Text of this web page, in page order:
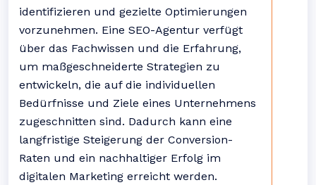
identifizieren und gezielte Optimierungen
vorzunehmen. Eine SEO-Agentur verfügt
über das Fachwissen und die Erfahrung,
um maßgeschneiderte Strategien zu
entwickeln, die auf die individuellen
Bedürfnisse und Ziele eines Unternehmens
zugeschnitten sind. Dadurch kann eine
langfristige Steigerung der Conversion-
Raten und ein nachhaltiger Erfolg im
digitalen Marketing erreicht werden.